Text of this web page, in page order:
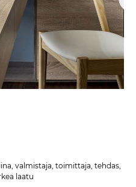
valmistaja, toimittaja, tehdas,
laatu